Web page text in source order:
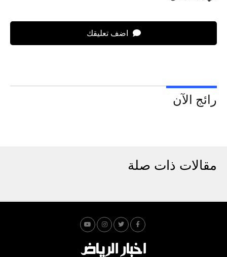
اضف تعليقك
رائج الآن
مقالات ذات صلة